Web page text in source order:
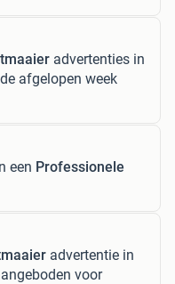
advertenties in
afgelopen week
een Professionele
advertentie in
voor